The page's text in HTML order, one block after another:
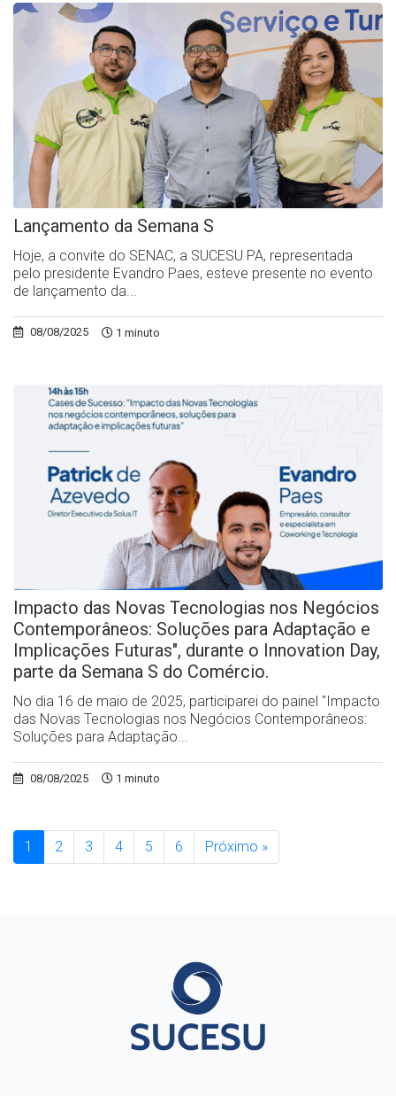
Lançamento da Semana S
Hoje, a convite do SENAC, a SUCESU PA, representada
pelo presidente Evandro Paes, esteve presente no evento
de lançamento da...
08/08/2025 1 minuto
Impacto das Novas Tecnologias nos Negócios
Contemporâneos: Soluções para Adaptação e
Implicações Futuras", durante o Innovation Day,
parte da Semana S do Comércio.
No dia 16 de maio de 2025, participarei do painel "Impacto
das Novas Tecnologias nos Negócios Contemporâneos:
Soluções para Adaptação...
08/08/2025 1 minuto
1 2 3 4 5 6 Próximo »